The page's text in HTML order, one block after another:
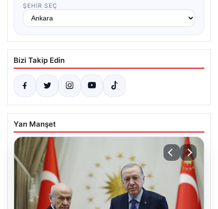
ŞEHIR SEÇ
Bizi Takip Edin
Yan Manşet